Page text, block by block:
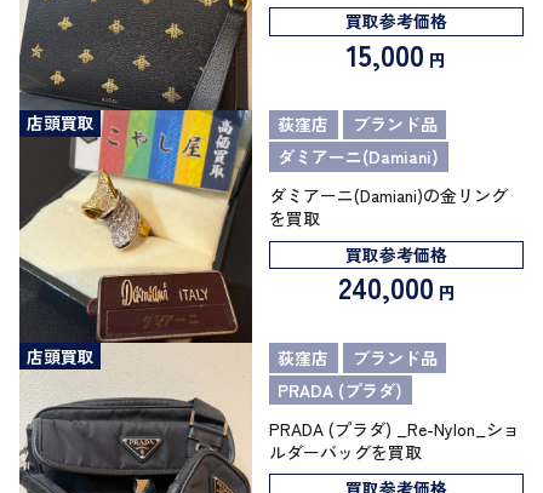
買取参考価格
15,000 円
店頭買取 荻窪店
ブランド品
ダミアーニ(Damiani)
ダミアーニ(Damiani)の金リング
を買取
買取参考価格
240,000 円
店頭買取 荻窪店
ブランド品
PRADA (プラダ)
PRADA (プラダ) _Re-Nylon_ショ
ルダーバッグを買取
買取参考価格